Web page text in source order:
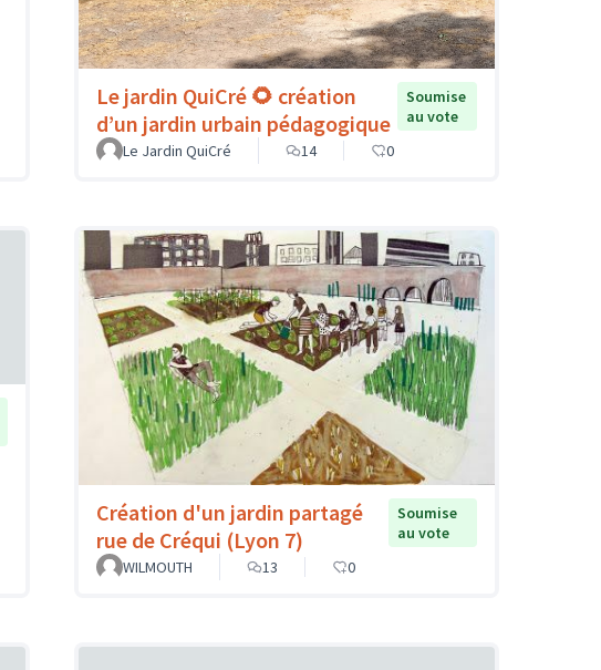
Le jardin QuiCré 🌻 création
d’un jardin urbain pédagogique
Soumise
au vote
Le Jardin QuiCré
14 0
Création d'un jardin partagé
rue de Créqui (Lyon 7)
Soumise
au vote
WILMOUTH
13 0